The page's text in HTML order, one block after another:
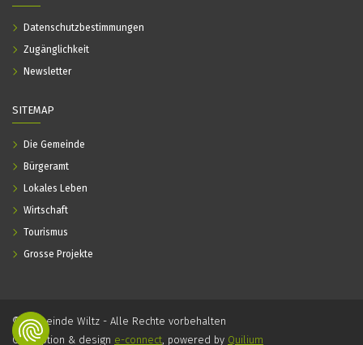
SITEMAP
Die Gemeinde
Bürgeramt
Lokales Leben
Wirtschaft
Tourismus
Grosse Projekte
Datenschutzbestimmungen
Zugänglichkeit
Newsletter
© Gemeinde Wiltz - Alle Rechte vorbehalten
Conception & design e-connect, powered by Quilium